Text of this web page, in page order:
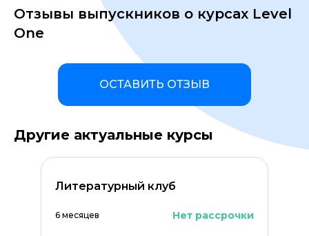
Отзывы выпускников о курсах Level
One
ОСТАВИТЬ ОТЗЫВ
Другие актуальные курсы
Литературный клуб
6 месяцев Нет рассрочки